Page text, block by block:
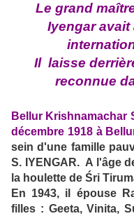
Le grand
Iyengar
Il laisse
reconnue
Bellur Krishnamachar
décembre 1918 à
sein d'une famille
S. IYENGAR. A l'âge
la houlette de Śri
En 1943, il épouse
filles : Geeta, Vinita,